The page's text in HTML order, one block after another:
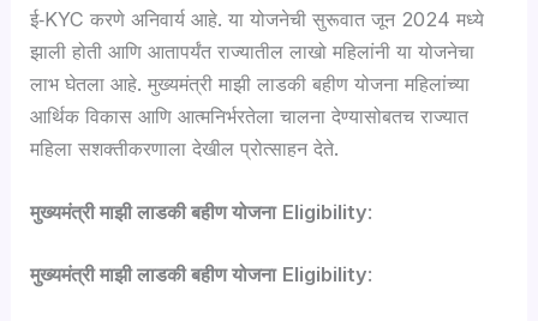
ई‑KYC करणे अनिवार्य आहे. या योजनेची सुरूवात जून 2024 मध्ये
झाली होती आणि आतापर्यंत राज्यातील लाखो महिलांनी या योजनेचा
लाभ घेतला आहे. मुख्यमंत्री माझी लाडकी बहीण योजना महिलांच्या
आर्थिक विकास आणि आत्मनिर्भरतेला चालना देण्यासोबतच राज्यात
महिला सशक्तीकरणाला देखील प्रोत्साहन देते.
मुख्यमंत्री माझी लाडकी बहीण योजना Eligibility:
मुख्यमंत्री माझी लाडकी बहीण योजना Eligibility: